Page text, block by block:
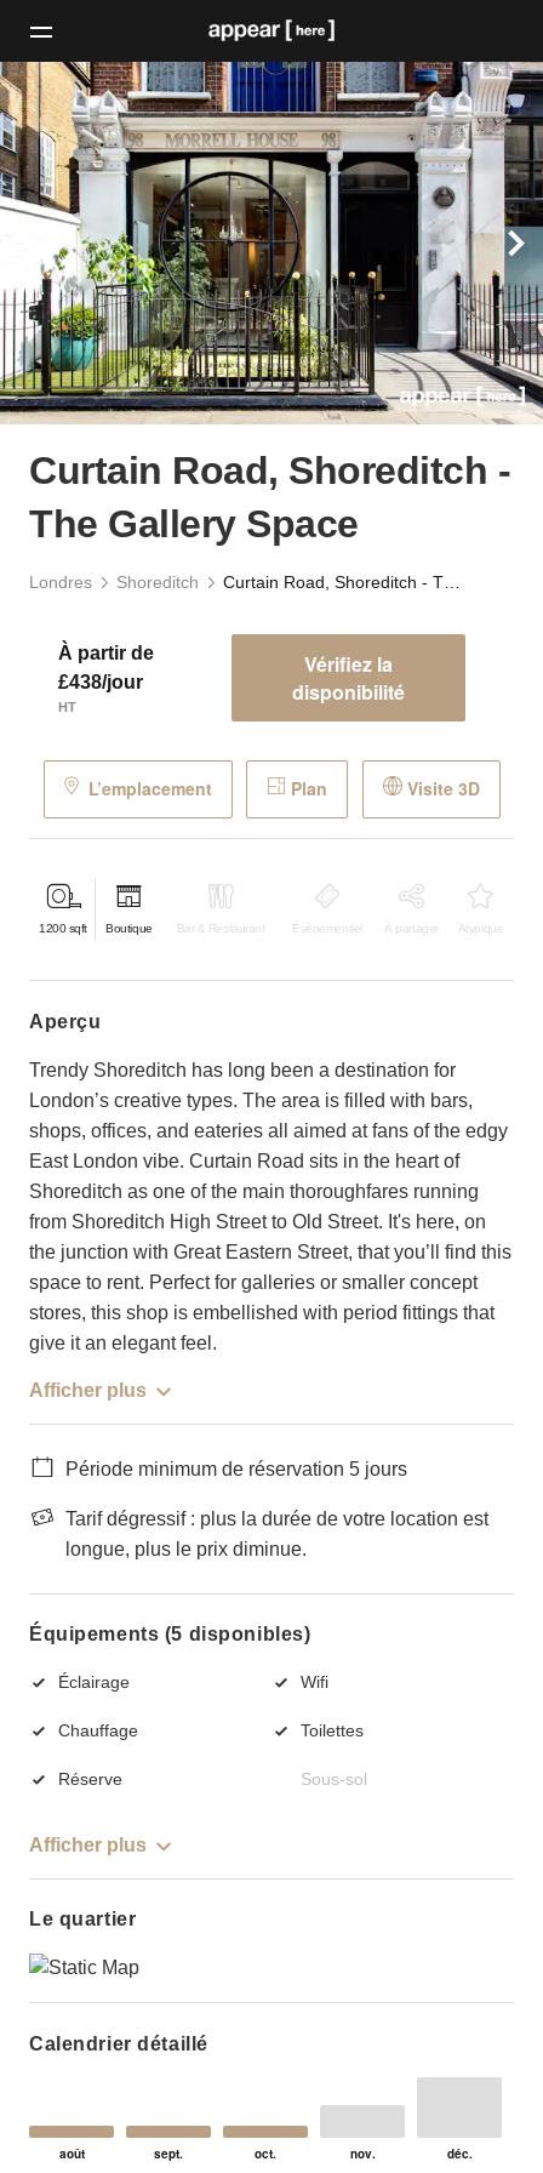
Curtain Road, Shoreditch -
The Gallery Space
Londres Shoreditch
À partir de
£438/jour
HT
Vérifiez la
disponibilité
L’emplacement Plan Visite 3D
1200 sqft Boutique Bar & Restaurant Événementiel À partager Atypique
aperçu
Trendy Shoreditch has long been a destination for
London’s creative types. The area is filled with bars,
shops, offices, and eateries all aimed at fans of the edgy
East London vibe. Curtain Road sits in the heart of
Shoreditch as one of the main thoroughfares running
from Shoreditch High Street to Old Street. It's here, on
the junction with Great Eastern Street, that you’ll find this
space to rent. Perfect for galleries or smaller concept
stores, this shop is embellished with period fittings that
give it an elegant feel.
Afficher plus
Période minimum de réservation 5 jours
Tarif dégressif : plus la durée de votre location est
longue, plus le prix diminue.
Équipements (5 disponibles)
Éclairage Wifi
Chauffage Toilettes
Réserve Sous-sol
Afficher plus
Le quartier
Calendrier détaillé